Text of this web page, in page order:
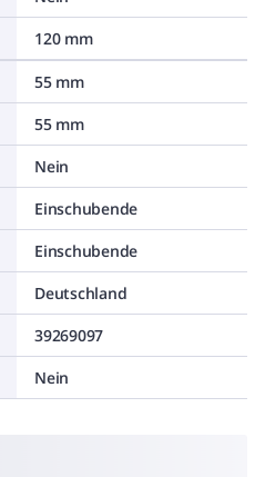
120 mm
55 mm
55 mm
Nein
Einschubende
Einschubende
Deutschland
39269097
Nein